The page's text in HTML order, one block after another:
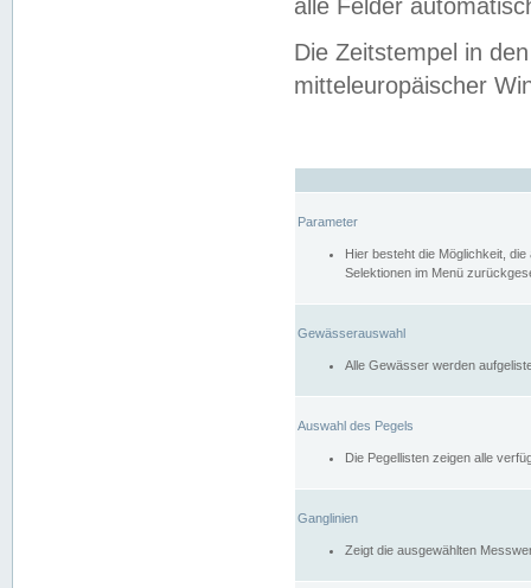
alle Felder
Die Zeitstempel in
mitteleuropäischer
Parameter
Hier besteht die Möglichkeit,
Selektionen im Menü
Gewässerauswahl
Alle Gewässer werden
Auswahl des Pegels
Die Pegellisten zeigen alle
Ganglinien
Zeigt die ausgewählten